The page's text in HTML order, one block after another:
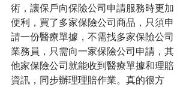
術，讓保戶向保險公司申請服務時更加
便利，買了多家保險公司商品，只須申
請一份醫療單據，不需找多家保險公司
業務員，只需向一家保險公司申請，其
他家保險公司就能收到醫療單據和理賠
資訊，同步辦理理賠作業。真的很方